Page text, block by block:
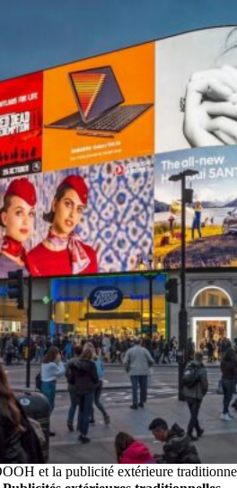
et la publicité extérieure